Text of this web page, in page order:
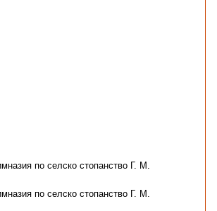
по селско стопанство Г. М.
по селско стопанство Г. М.